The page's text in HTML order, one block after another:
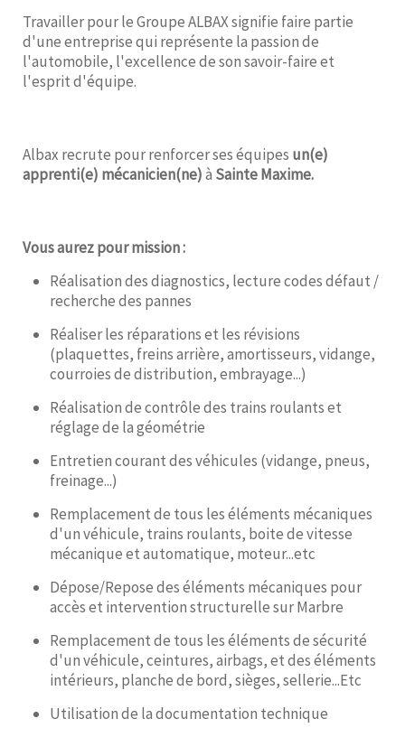
Travailler pour le Groupe ALBAX signifie faire partie
d'une entreprise qui représente la passion de
l'automobile, l'excellence de son savoir-faire et
l'esprit d'équipe.
Albax recrute pour renforcer ses équipes un(e)
apprenti(e) mécanicien(ne)à Sainte Maxime.
Vous aurez pour mission :
Réalisation des diagnostics, lecture codes défaut /
recherche des pannes
Réaliser les réparations et les révisions
(plaquettes, freins arrière, amortisseurs, vidange,
courroies de distribution, embrayage...)
Réalisation de contrôle des trains roulants et
réglage de la géométrie
Entretien courant des véhicules (vidange, pneus,
freinage...)
Remplacement de tous les éléments mécaniques
d'un véhicule, trains roulants, boite de vitesse
mécanique et automatique, moteur...etc
Dépose/Repose des éléments mécaniques pour
accès et intervention structurelle sur Marbre
Remplacement de tous les éléments de sécurité
d'un véhicule, ceintures, airbags, et des éléments
intérieurs, planche de bord, sièges, sellerie...Etc
Utilisation de la documentation technique